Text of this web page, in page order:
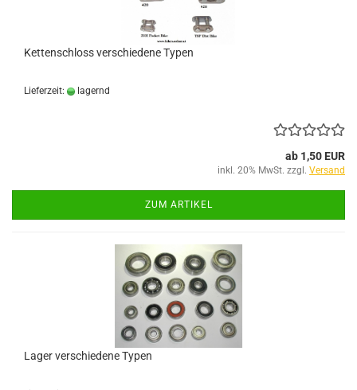
Kettenschloss verschiedene Typen
Lieferzeit: lagernd
ab 1,50 EUR
inkl. 20% MwSt. zzgl. Versand
ZUM ARTIKEL
Lager verschiedene Typen